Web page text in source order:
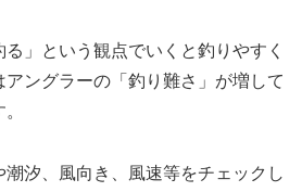
」という観点でいくと釣りやすく
アングラーの「釣り難さ」が増して
潮汐、風向き、風速等をチェックし